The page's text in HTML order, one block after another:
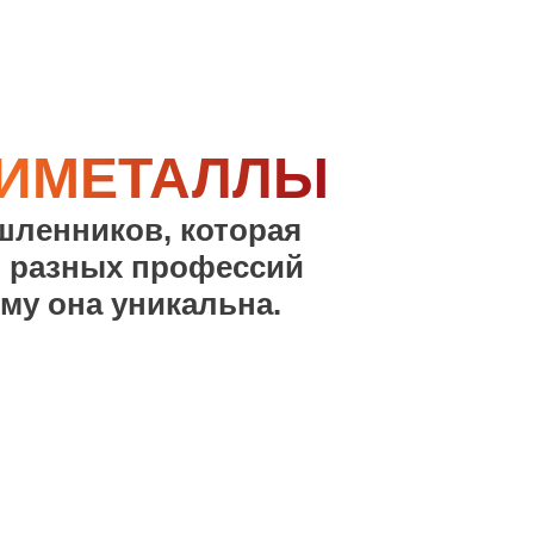
которая
профессий
она уникальна.